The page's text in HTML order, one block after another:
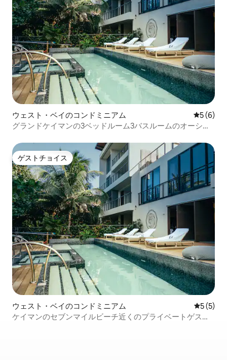
ウェスト・ベイのコンドミニアム レビュー
5 (6)
グランドケイマンの3ベッドルーム3バスルームのオーシャ
ゲストチョイス
ゲストチョイス
ウェスト・ベイのコンドミニアム レビュー
5 (5)
ケイマンのセブンマイルビーチ近くのプライベートゲスト